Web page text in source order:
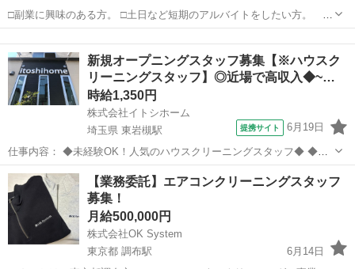
□副業に興味のある方。 □土日など短期のアルバイトをしたい方。 □
年金以外の収入が欲しい方。 □空いた時間を有効に使いたい方 □手に
職をつけたい方 いろんな働き方を応援します。 正社員として働きなが
ら、 土...
新規オープニングスタッフ募集【※ハウスク
リーニングスタッフ】◎近場で高収入◆~…
時給1,350円
株式会社イトシホーム
埼玉県 東岩槻駅
提携サイト 6月19日
仕事内容： ◆未経験OK！人気のハウスクリーニングスタッフ◆ ◆月
曜日～土曜日より週３回〜OK◆ 株式会社イトシホームは、埼玉の東
部・南部・西部エリアを専門に 品質の高い新築・中古戸建てやマンシ
ョンをご紹介している住宅会社...
埼玉 さいたま市 東岩槻駅
【業務委託】エアコンクリーニングスタッフ
募集！
月給500,000円
株式会社OK System
東京都 調布駅
6月14日